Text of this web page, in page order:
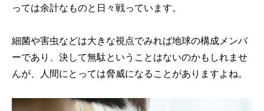
っては余計なものと日々戦っています。
細菌や害虫などは大きな視点でみれば地球の構成メンバ
ーであり、決して無駄ということはないのかもしれませ
んが、人間にとっては脅威になることがありますよね。